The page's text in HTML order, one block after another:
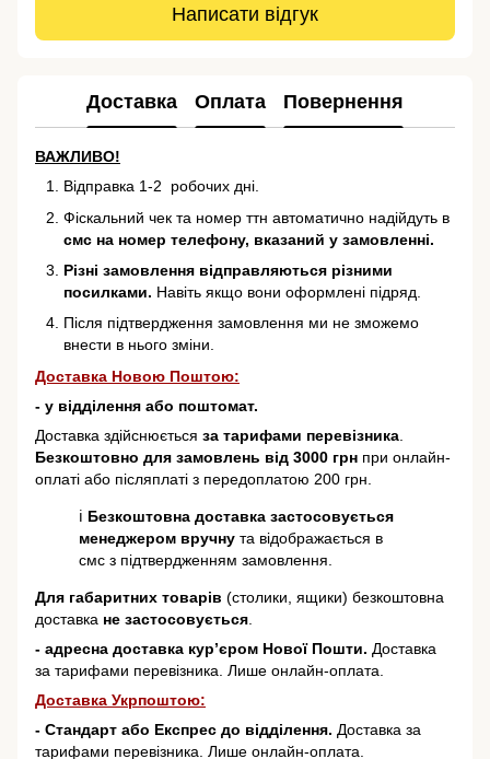
Написати відгук
Доставка Оплата Повернення
ВАЖЛИВО!
Відправка 1-2 робочих дні.
Фіскальний чек та номер ттн автоматично надійдуть в
смс на номер телефону, вказаний у замовленні.
Різні замовлення відправляються різними
посилками. Навіть якщо вони оформлені підряд.
Після підтвердження замовлення ми не зможемо
внести в нього зміни.
Доставка Новою Поштою:
- у відділення або поштомат.
Доставка здійснюється за тарифами перевізника
Безкоштовно для замовлень від 3000 грн при онлайн-
оплаті або післяплаті з передоплатою 200 грн.
ℹ️ Безкоштовна доставка застосовується
менеджером вручну та відображається в
смс з підтвердженням замовлення.
Для габаритних товарів (столики, ящики) безкоштовна
доставка не застосовується
- адресна доставка кур’єром Нової Пошти. Доставка
за тарифами перевізника. Лише онлайн-оплата.
Доставка Укрпоштою:
- Стандарт або Експрес до відділення. Доставка за
тарифами перевізника. Лише онлайн-оплата.